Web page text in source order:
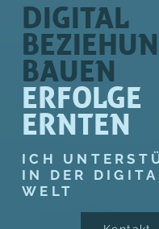
DIGITAL
BAUEN
ERFOLGE
ERNTEN
ICH
IN DER
WELT